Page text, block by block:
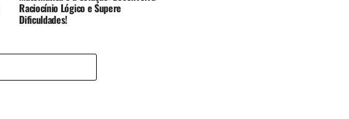
Raciocínio Lógico e Supere
Dificuldades!